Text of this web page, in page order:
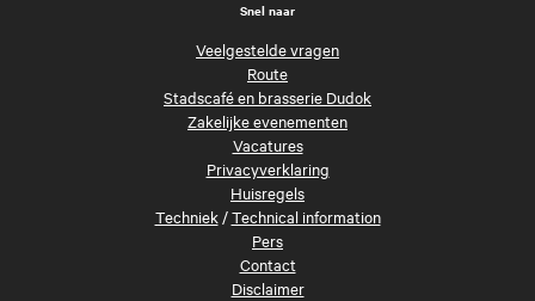
Snel naar
Veelgestelde vragen
Route
Stadscafé en brasserie Dudok
Zakelijke evenementen
Vacatures
Privacyverklaring
Huisregels
Techniek/Technical information
Pers
Contact
Disclaimer